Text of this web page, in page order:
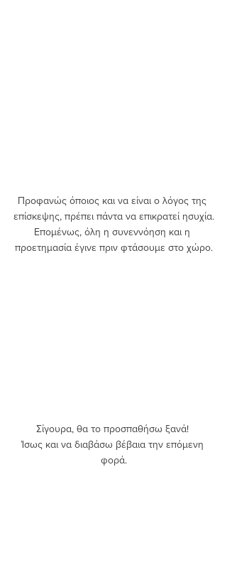
Προφανώς όποιος και να είναι ο λόγος της
επίσκεψης, πρέπει πάντα να επικρατεί ησυχία.
Επομένως, όλη η συνεννόηση και η
προετημασία έγινε πριν φτάσουμε στο χώρο.
Σίγουρα, θα το προσπαθήσω ξανά!
Ίσως και να διαβάσω βέβαια την επόμενη
φορά.